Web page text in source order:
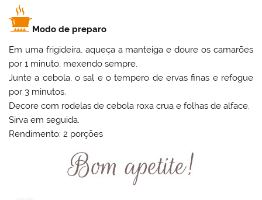
Modo de preparo
Em uma frigideira, aqueça a manteiga e doure os camarões
por 1 minuto, mexendo sempre.
Junte a cebola, o sal e o tempero de ervas finas e refogue
por 3 minutos.
Decore com rodelas de cebola roxa crua e folhas de alface.
Sirva em seguida.
Rendimento: 2 porções